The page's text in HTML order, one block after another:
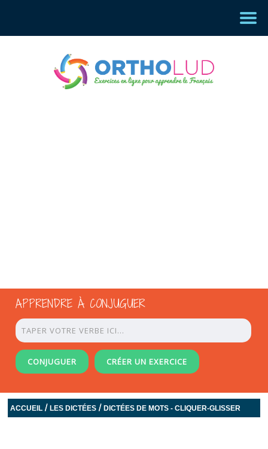
APPRENDRE À CONJUGUER
CONJUGUER CRÉER UN EXERCICE
ACCUEIL /LES DICTÉES /DICTÉES DE MOTS - CLIQUER-GLISSER